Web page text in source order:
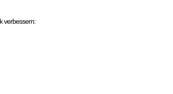
verbessern: